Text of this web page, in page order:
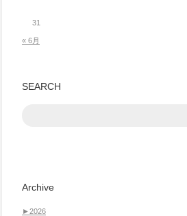
31
« 6月
SEARCH
Archive
►2026